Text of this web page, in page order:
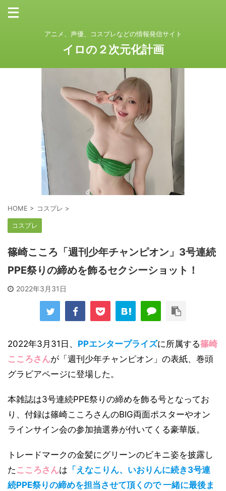
アニメ、声優、コスプレなどの情報発信サイト
イロの２次元化計画
HOME > コスプレ >
コスプレ
篠崎こころ「週刊少年チャンピオン」3号連続
PPE祭りの締めを飾るセクシーショット！
2022年3月31日
2022年3月31日、 PPエンタープライズに所属する篠崎
こころさんが「週刊少年チャンピオン」の表紙、巻頭
グラビアページに登場した。
本雑誌は3号連続PPE祭りの締めを飾る号となってお
り、付録は篠崎こころさんのBIG両面ポスターやオン
ラインサイン会の参加抽選券が付いてくる豪華版。
トレードマークの金髪にグリーンのビキニ姿を披露し
た こころさんは 「えなこりん、いおりんに続き3号連
続PPE祭りの締めを担当させて頂くので 一緒に最後ま